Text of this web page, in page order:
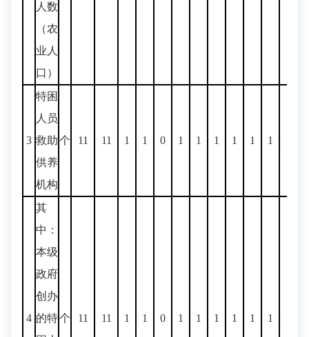
人数
（农
业人
口）
3
特困
人员
救助
供养
机构
个 11 11 1 1 0 1 1 1 1 1 1 1
4
其
中：
本级
政府
创办
的特个 11 11 1 1 0 1 1 1 1 1 1 1